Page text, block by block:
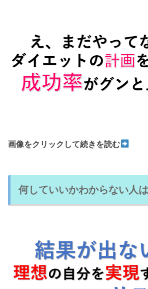
画像をクリックして続きを読む
何していいかわからない人